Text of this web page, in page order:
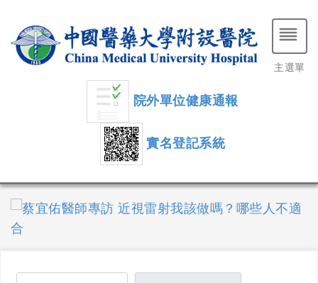
院外單位健康通報
實名登記系統
主選單